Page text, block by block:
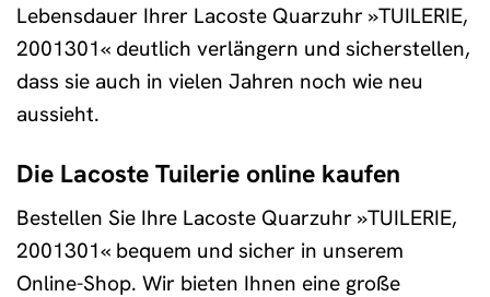
Lebensdauer Ihrer Lacoste Quarzuhr »TUILERIE,
2001301« deutlich verlängern und sicherstellen,
dass sie auch in vielen Jahren noch wie neu
aussieht.
Die Lacoste Tuilerie online kaufen
Bestellen Sie Ihre Lacoste Quarzuhr »TUILERIE,
2001301« bequem und sicher in unserem
Online-Shop. Wir bieten Ihnen eine große